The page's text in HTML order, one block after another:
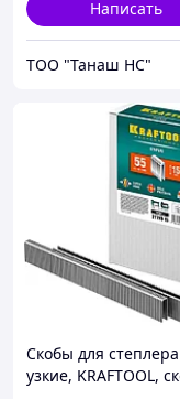
Написать
ТОО "Танаш НС"
Скобы для степлера
узкие, KRAFTOOL,